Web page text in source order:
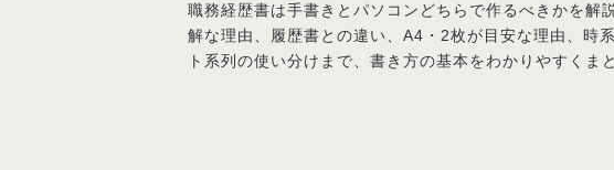
職務経歴書は手書きとパソコンどちらで作るべきかを解
解な理由、履歴書との違い、A4・2枚が目安な理由、時
ト系列の使い分けまで、書き方の基本をわかりやすくま